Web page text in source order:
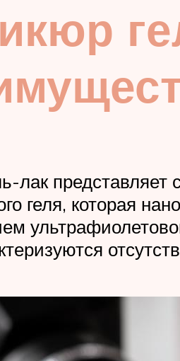
лак
геля, которая